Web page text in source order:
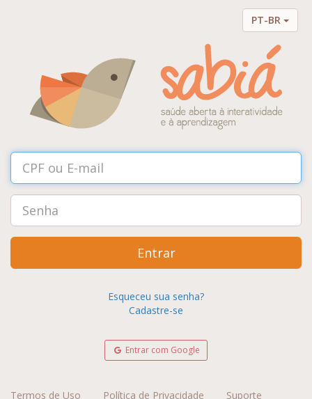
PT-BR
Entrar
Esqueceu sua senha?
Cadastre-se
Entrar com Google
Termos de Uso Política de Privacidade Suporte